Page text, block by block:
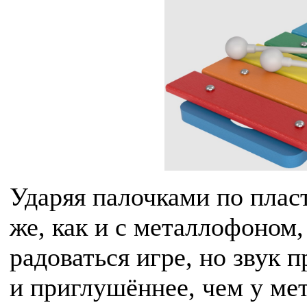
Ударяя палочками по
же, как и с
радоваться игре, но звук
и приглушённее, чем у